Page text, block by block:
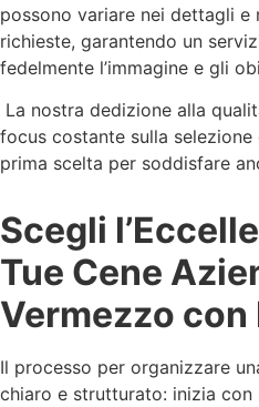
possono variare nei dettagli
richieste, garantendo un
fedelmente l’immagine e gli
La nostra dedizione alla
focus costante sulla
prima scelta per soddisfare
Scegli
Tue Cene
Vermezzo con
Il processo per organizzare
chiaro e strutturato: inizia con